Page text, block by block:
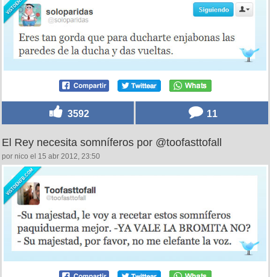
3592 11
El Rey necesita somníferos por @toofasttofall
por nico el 15 abr 2012, 23:50